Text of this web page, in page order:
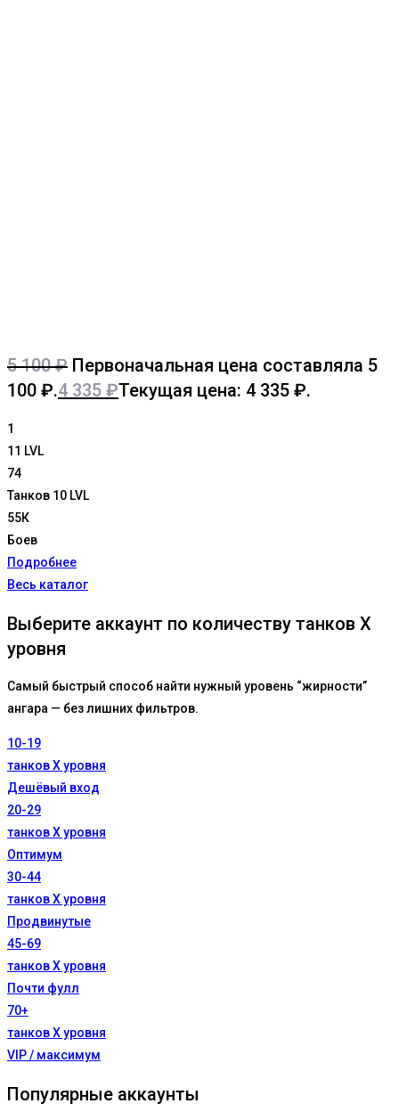
5 100₽ Первоначальная цена составляла 5
100 ₽.4 335 ₽Текущая цена: 4 335 ₽.
1
11 LVL
74
Танков 10 LVL
55К
Боев
Подробнее
Весь каталог
Выберите аккаунт по количеству танков X
уровня
Самый быстрый способ найти нужный уровень “жирности”
ангара — без лишних фильтров.
10-19
танков X уровня
Дешёвый вход
20-29
танков X уровня
Оптимум
30-44
танков X уровня
Продвинутые
45-69
танков X уровня
Почти фулл
70+
танков X уровня
VIP / максимум
Популярные аккаунты